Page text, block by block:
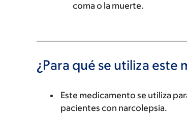
coma o la muerte.
¿Para qué se utiliza este
Este medicamento se utiliza
pacientes con narcolepsia.